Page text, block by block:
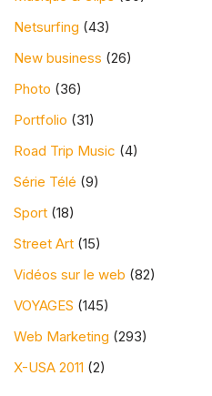
Netsurfing (43)
New business (26)
Photo (36)
Portfolio (31)
Road Trip Music (4)
Série Télé (9)
Sport (18)
Street Art (15)
Vidéos sur le web (82)
VOYAGES (145)
Web Marketing (293)
X-USA 2011 (2)